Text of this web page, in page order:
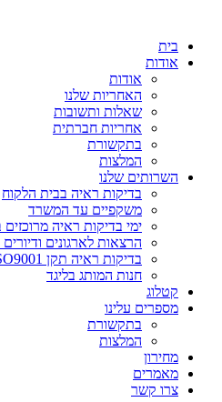
בית
אודות
אודות
האחריות שלנו
שאלות ותשובות
אחריות חברתית
בתקשורת
המלצות
השרותים שלנו
בדיקות ראיה בבית הלקוח
משקפיים עד המשרד
ימי בדיקות ראיה מרוכזים
הרצאות לארגונים ודיורים
בדיקות ראיה תקן ISO9001 למפעלים וחברות
חנות המותג בליגד
קטלוג
מספרים עלינו
בתקשורת
המלצות
מחירון
מאמרים
צרו קשר